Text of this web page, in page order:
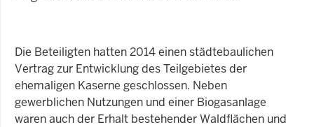
Die Beteiligten hatten 2014 einen städtebaulichen
Vertrag zur Entwicklung des Teilgebietes der
ehemaligen Kaserne geschlossen. Neben
gewerblichen Nutzungen und einer Biogasanlage
waren auch der Erhalt bestehender Waldflächen und